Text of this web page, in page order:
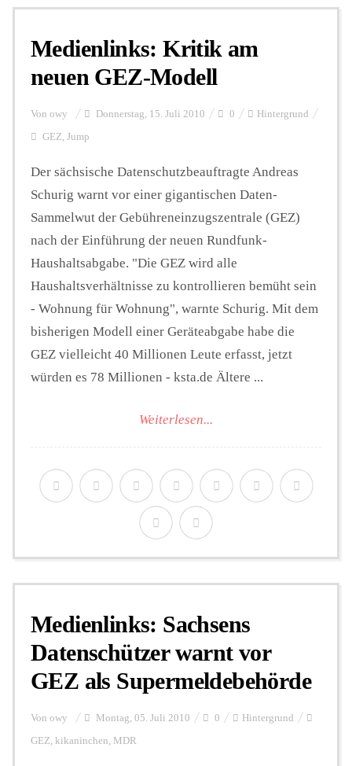
Medienlinks: Kritik am
neuen GEZ-Modell
Von owy Donnerstag, 15. Juli 2010 0 Hintergrund
GEZ, Jump
Der sächsische Datenschutzbeauftragte Andreas
Schurig warnt vor einer gigantischen Daten-
Sammelwut der Gebühreneinzugszentrale (GEZ)
nach der Einführung der neuen Rundfunk-
Haushaltsabgabe. "Die GEZ wird alle
Haushaltsverhältnisse zu kontrollieren bemüht sein
- Wohnung für Wohnung", warnte Schurig. Mit dem
bisherigen Modell einer Geräteabgabe habe die
GEZ vielleicht 40 Millionen Leute erfasst, jetzt
würden es 78 Millionen - ksta.de Ältere ...
Weiterlesen...
Medienlinks: Sachsens
Datenschützer warnt vor
GEZ als Supermeldebehörde
Von owy Montag, 05. Juli 2010 0 Hintergrund
GEZ, kikaninchen, MDR